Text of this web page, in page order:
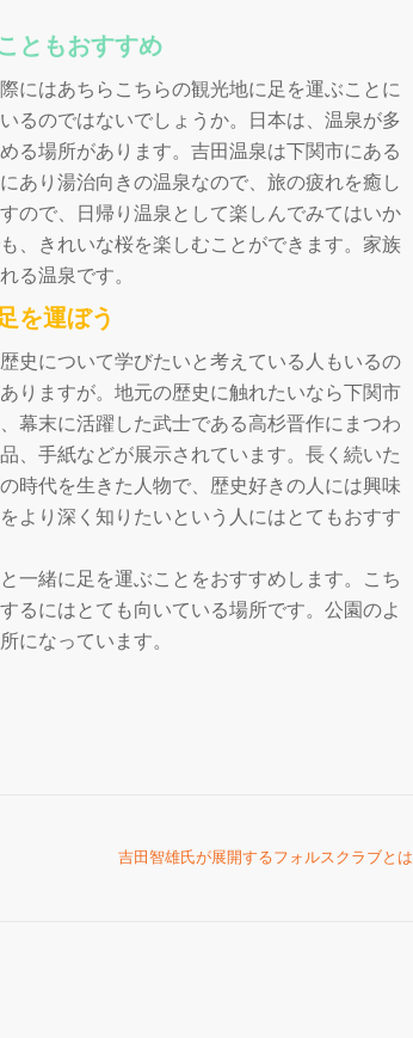
ともおすすめ
にはあちらこちらの観光地に足を運ぶことに
るのではないでしょうか。日本は、温泉が多
る場所があります。吉田温泉は下関市にある
あり湯治向きの温泉なので、旅の疲れを癒し
ので、日帰り温泉として楽しんでみてはいか
、きれいな桜を楽しむことができます。家族
る温泉です。
を運ぼう
史について学びたいと考えている人もいるの
りますが。地元の歴史に触れたいなら下関市
幕末に活躍した武士である高杉晋作にまつわ
、手紙などが展示されています。長く続いた
時代を生きた人物で、歴史好きの人には興味
より深く知りたいという人にはとてもおすす
一緒に足を運ぶことをおすすめします。こち
るにはとても向いている場所です。公園のよ
になっています。
吉田智雄氏が展開するフォルスクラブとは